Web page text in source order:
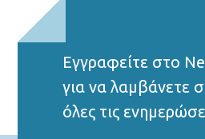
Εγγραφείτε στο
για να λαμβάνετε
όλες τις